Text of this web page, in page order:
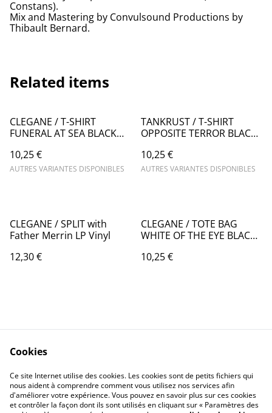
Constans).
Mix and Mastering by Convulsound Productions by
Thibault Bernard.
Related items
CLEGANE / T-SHIRT
FUNERAL AT SEA BLACK
10,25 €
AUTRES VARIANTES DISPONIBLES
TANKRUST / T-SHIRT
OPPOSITE TERROR BLACK
10,25 €
AUTRES VARIANTES DISPONIBLES
CLEGANE / SPLIT with
Father Merrin LP Vinyl
12,30 €
CLEGANE / TOTE BAG
WHITE OF THE EYE BLACK
10,25 €
Contact Us
Legal Terms
Privacy Policy
Cookie Policy
Cookies
Ce site Internet utilise des cookies. Les cookies sont de petits fichiers qui
nous aident à comprendre comment vous utilisez nos services afin
d'améliorer votre expérience. Vous pouvez en savoir plus sur ces cookies
et contrôler la façon dont ils sont utilisés en cliquant sur « Paramètres des